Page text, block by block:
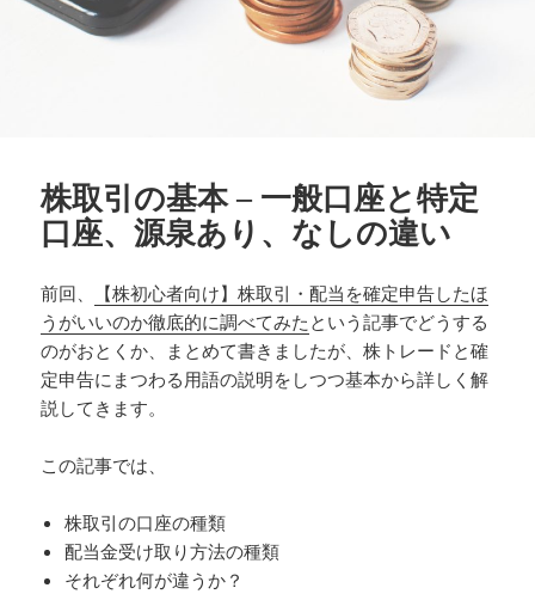
株取引の基本 – 一般口座と特定
口座、源泉あり、なしの違い
前回、
【株初心者向け】株取引・配当を確定申告したほ
うがいいのか徹底的に調べてみた という記事でどうする
のがおとくか、まとめて書きましたが、株トレードと確
定申告にまつわる用語の説明をしつつ基本から詳しく解
説してきます。
この記事では、
株取引の口座の種類
配当金受け取り方法の種類
それぞれ何が違うか？